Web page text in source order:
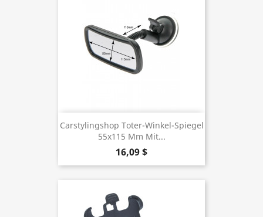
Carstylingshop Toter-Winkel-Spiegel
55x115 Mm Mit...
16,09 $